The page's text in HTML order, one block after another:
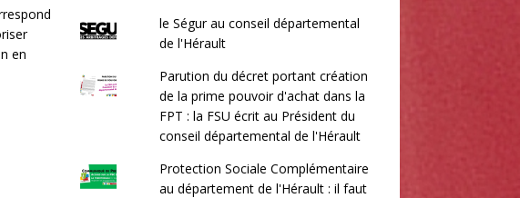
en
le Ségur au conseil départemental
de l'Hérault
Parution du décret portant création
de la prime pouvoir d'achat dans la
FPT : la FSU écrit au Président du
conseil départemental de l'Hérault
Protection Sociale Complémentaire
au département de l'Hérault : il faut